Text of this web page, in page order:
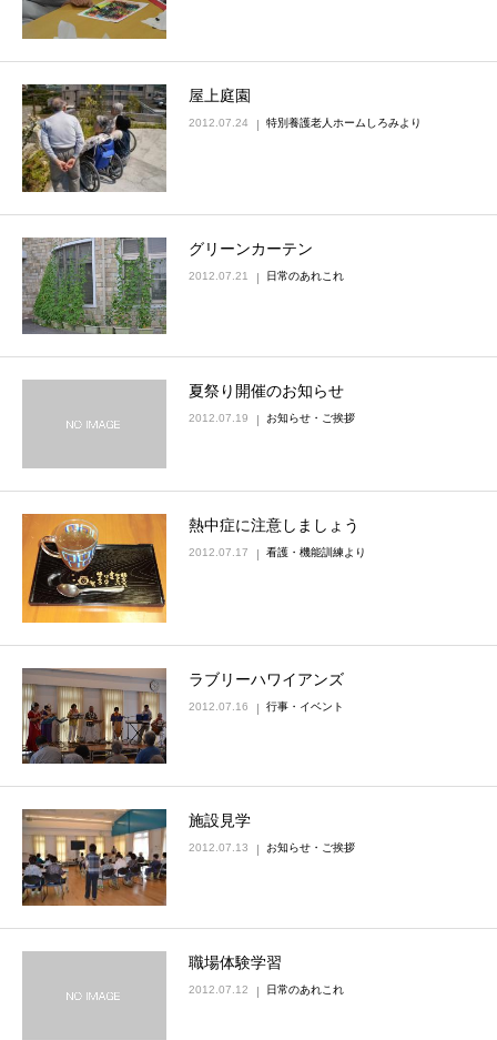
屋上庭園
2012.07.24 特別養護老人ホームしろみより
グリーンカーテン
2012.07.21 日常のあれこれ
夏祭り開催のお知らせ
2012.07.19 お知らせ・ご挨拶
熱中症に注意しましょう
2012.07.17 看護・機能訓練より
ラブリーハワイアンズ
2012.07.16 行事・イベント
施設見学
2012.07.13 お知らせ・ご挨拶
職場体験学習
2012.07.12 日常のあれこれ